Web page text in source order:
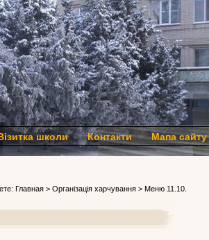
школи Контакти Мапа сайту
Главная > Організація харчування > Меню 11.10.